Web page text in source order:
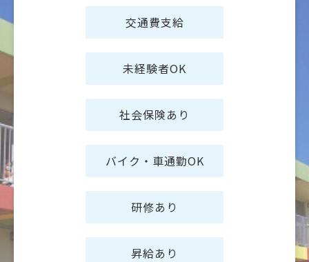
交通費支給
未経験者OK
社会保険あり
バイク・車通勤OK
研修あり
昇給あり